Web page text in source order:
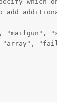
which one
add additional
"mailgun", "ses",